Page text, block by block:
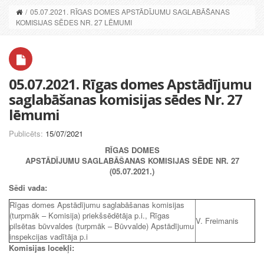
/ 05.07.2021. RĪGAS DOMES APSTĀDĪJUMU SAGLABĀŠANAS
KOMISIJAS SĒDES NR. 27 LĒMUMI
05.07.2021. Rīgas domes Apstādījumu
saglabāšanas komisijas sēdes Nr. 27
lēmumi
Publicēts: 15/07/2021
RĪGAS DOMES
APSTĀDĪJUMU SAGLABĀŠANAS KOMISIJAS SĒDE NR. 27
(05.07.2021.)
Sēdi vada:
Rīgas domes Apstādījumu saglabāšanas komisijas
(turpmāk – Komisija) priekšsēdētāja p.i., Rīgas
pilsētas būvvaldes (turpmāk – Būvvalde) Apstādījumu
inspekcijas vadītāja p.i
V. Freimanis
Komisijas locekļi: